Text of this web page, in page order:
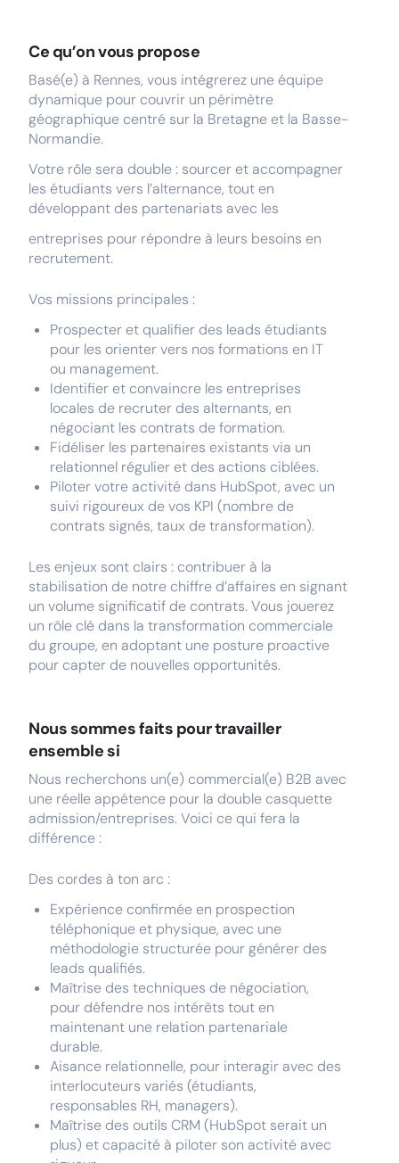
Ce qu’on vous propose
Basé(e) à Rennes, vous intégrerez une équipe
dynamique pour couvrir un périmètre
géographique centré sur la Bretagne et la Basse-
Normandie.
Votre rôle sera double : sourcer et accompagner
les étudiants vers l’alternance, tout en
développant des partenariats avec les
entreprises pour répondre à leurs besoins en
recrutement.
Vos missions principales :
Prospecter et qualifier des leads étudiants
pour les orienter vers nos formations en IT
ou management.
Identifier et convaincre les entreprises
locales de recruter des alternants, en
négociant les contrats de formation.
Fidéliser les partenaires existants via un
relationnel régulier et des actions ciblées.
Piloter votre activité dans HubSpot, avec un
suivi rigoureux de vos KPI (nombre de
contrats signés, taux de transformation).
Les enjeux sont clairs : contribuer à la
stabilisation de notre chiffre d’affaires en signant
un volume significatif de contrats. Vous jouerez
un rôle clé dans la transformation commerciale
du groupe, en adoptant une posture proactive
pour capter de nouvelles opportunités.
Nous sommes faits pour travailler
ensemble si
Nous recherchons un(e) commercial(e) B2B avec
une réelle appétence pour la double casquette
admission/entreprises. Voici ce qui fera la
différence :
Des cordes à ton arc :
Expérience confirmée en prospection
téléphonique et physique, avec une
méthodologie structurée pour générer des
leads qualifiés.
Maîtrise des techniques de négociation,
pour défendre nos intérêts tout en
maintenant une relation partenariale
durable.
Aisance relationnelle, pour interagir avec des
interlocuteurs variés (étudiants,
responsables RH, managers).
Maîtrise des outils CRM (HubSpot serait un
plus) et capacité à piloter son activité avec